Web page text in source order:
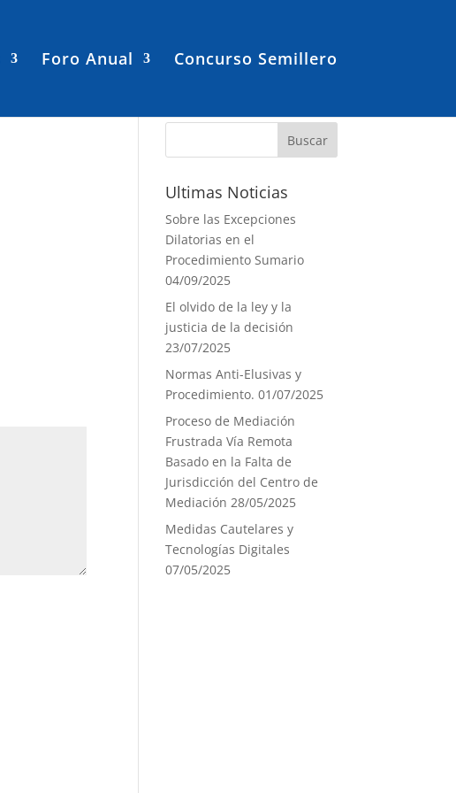
Foro Anual Concurso Semillero
Ultimas Noticias
Sobre las Excepciones
Dilatorias en el
Procedimiento Sumario
04/09/2025
El olvido de la ley y la
justicia de la decisión
23/07/2025
Normas Anti-Elusivas y
Procedimiento. 01/07/2025
Proceso de Mediación
Frustrada Vía Remota
Basado en la Falta de
Jurisdicción del Centro de
Mediación 28/05/2025
Medidas Cautelares y
Tecnologías Digitales
07/05/2025